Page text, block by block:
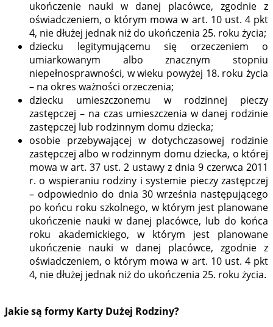
ukończenie nauki w danej placówce, zgodnie z
oświadczeniem, o którym mowa w art. 10 ust. 4 pkt
4, nie dłużej jednak niż do ukończenia 25. roku życia;
dziecku legitymującemu się orzeczeniem o
umiarkowanym albo znacznym stopniu
niepełnosprawności, w wieku powyżej 18. roku życia
– na okres ważności orzeczenia;
dziecku umieszczonemu w rodzinnej pieczy
zastępczej – na czas umieszczenia w danej rodzinie
zastępczej lub rodzinnym domu dziecka;
osobie przebywającej w dotychczasowej rodzinie
zastępczej albo w rodzinnym domu dziecka, o której
mowa w art. 37 ust. 2 ustawy z dnia 9 czerwca 2011
r. o wspieraniu rodziny i systemie pieczy zastępczej
– odpowiednio do dnia 30 września następującego
po końcu roku szkolnego, w którym jest planowane
ukończenie nauki w danej placówce, lub do końca
roku akademickiego, w którym jest planowane
ukończenie nauki w danej placówce, zgodnie z
oświadczeniem, o którym mowa w art. 10 ust. 4 pkt
4, nie dłużej jednak niż do ukończenia 25. roku życia.
Jakie są formy Karty Dużej Rodziny?